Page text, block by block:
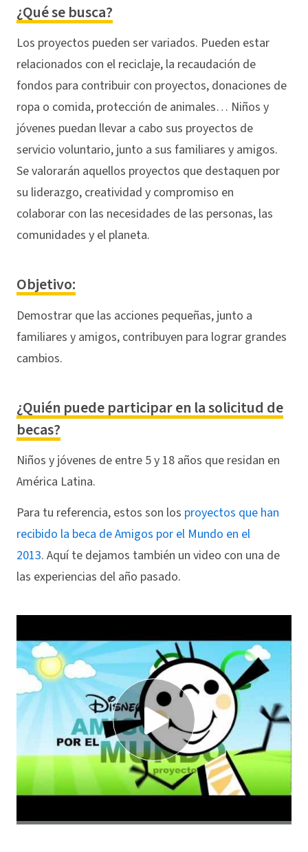
¿Qué se busca?
Los proyectos pueden ser variados. Pueden estar
relacionados con el reciclaje, la recaudación de
fondos para contribuir con proyectos, donaciones de
ropa o comida, protección de animales… Niños y
jóvenes puedan llevar a cabo sus proyectos de
servicio voluntario, junto a sus familiares y amigos.
Se valorarán aquellos proyectos que destaquen por
su liderazgo, creatividad y compromiso en
colaborar con las necesidades de las personas, las
comunidades y el planeta.
Objetivo:
Demostrar que las acciones pequeñas, junto a
familiares y amigos, contribuyen para lograr grandes
cambios.
¿Quién puede participar en la solicitud de
becas?
Niños y jóvenes de entre 5 y 18 años que residan en
América Latina.
Para tu referencia, estos son los proyectos que han
recibido la beca de Amigos por el Mundo en el
2013. Aquí te dejamos también un video con una de
las experiencias del año pasado.